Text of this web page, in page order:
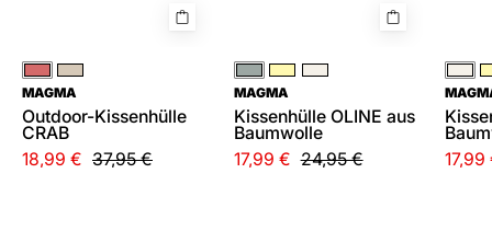
Rot Beige
MAGMA
Outdoor-Kissenhülle
CRAB
18,99 € 37,95 €
GrünGelbWeiß
MAGMA
Kissenhülle OLINE aus
Baumwolle
17,99 € 24,95 €
Weiß
17,99